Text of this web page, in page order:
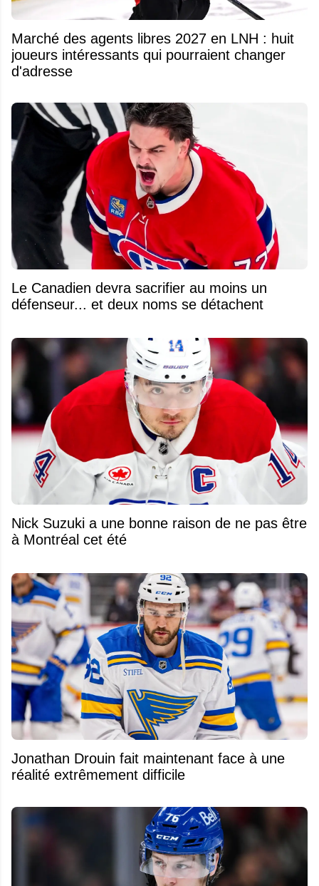
Marché des agents libres 2027 en LNH : huit
joueurs intéressants qui pourraient changer
d'adresse
Le Canadien devra sacrifier au moins un
défenseur... et deux noms se détachent
Nick Suzuki a une bonne raison de ne pas être
à Montréal cet été
Jonathan Drouin fait maintenant face à une
réalité extrêmement difficile